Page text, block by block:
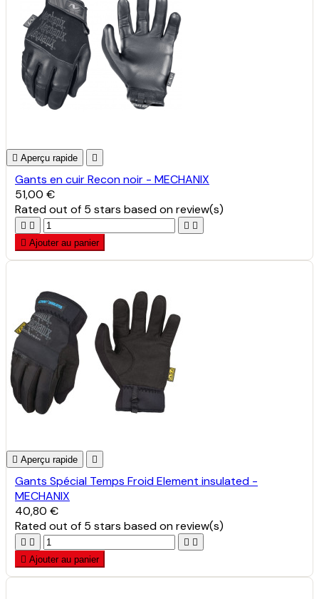
 Aperçu rapide 
Gants en cuir Recon noir - MECHANIX
51,00 €
Ratedout of 5 stars based onreview(s)
   
 Ajouter au panier
 Aperçu rapide 
Gants Spécial Temps Froid Element insulated -
MECHANIX
40,80 €
Ratedout of 5 stars based onreview(s)
   
 Ajouter au panier